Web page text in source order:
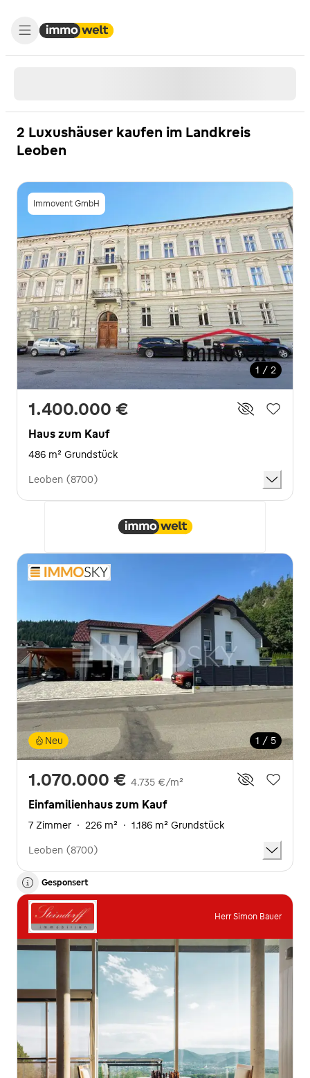
2 Luxushäuser kaufen im Landkreis
Leoben
Immovent GmbH
1 / 2
1.400.000 €
Haus zum Kauf
486 m² Grundstück
Leoben (8700)
1 / 5
Neu
1.070.000 € 4.735 €/m²
Einfamilienhaus zum Kauf
7 Zimmer · 226 m² · 1.186 m² Grundstück
Leoben (8700)
Gesponsert
Herr Simon Bauer